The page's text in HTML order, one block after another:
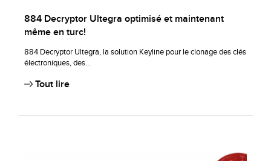
884 Decryptor Ultegra optimisé et maintenant
même en turc!
884 Decryptor Ultegra, la solution Keyline pour le clonage des clés
électroniques, des...
Tout lire